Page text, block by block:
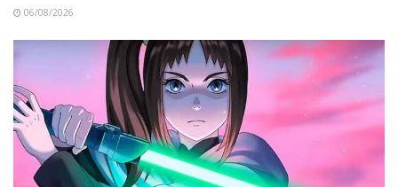
06/08/2026